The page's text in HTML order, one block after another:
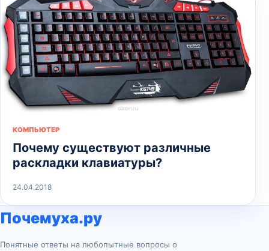
КОМПЬЮТЕР
Почему существуют различные
раскладки клавиатуры?
24.04.2018
Почемуха.ру
Понятные ответы на любопытные вопросы о